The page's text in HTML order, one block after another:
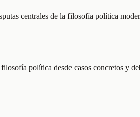
centrales de la filosofía política
política desde casos concretos y